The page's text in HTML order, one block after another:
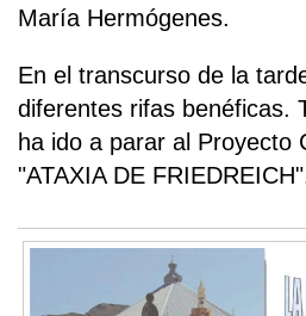
María Hermógenes.
En el transcurso de la
diferentes rifas benéficas.
ha ido a parar al Proyecto
"ATAXIA DE